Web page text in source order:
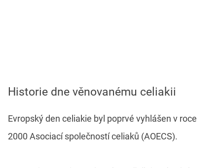
Historie dne věnovanému celiakii
Evropský den celiakie byl poprvé vyhlášen v roce
2000 Asociací společností celiaků (AOECS).